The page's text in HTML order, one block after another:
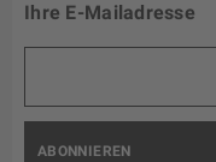
Ihre E-Mailadresse
ABONNIEREN